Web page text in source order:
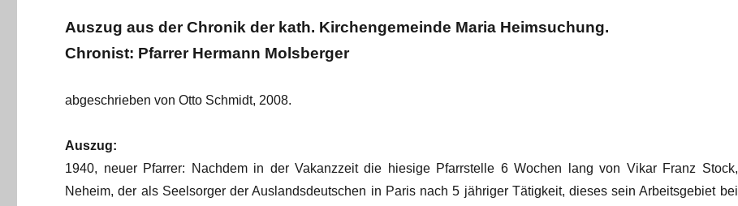
Auszug aus der Chronik der kath. Kirchengemeinde Maria Heimsuchung.
Chronist: Pfarrer Hermann Molsberger
abgeschrieben von Otto Schmidt, 2008.
Auszug:
1940, neuer Pfarrer: Nachdem in der Vakanzzeit die hiesige Pfarrstelle 6 Wochen lang von Vikar Franz Stock,
Neheim, der als Seelsorger der Auslandsdeutschen in Paris nach 5 jähriger Tätigkeit, dieses sein Arbeitsgebiet bei